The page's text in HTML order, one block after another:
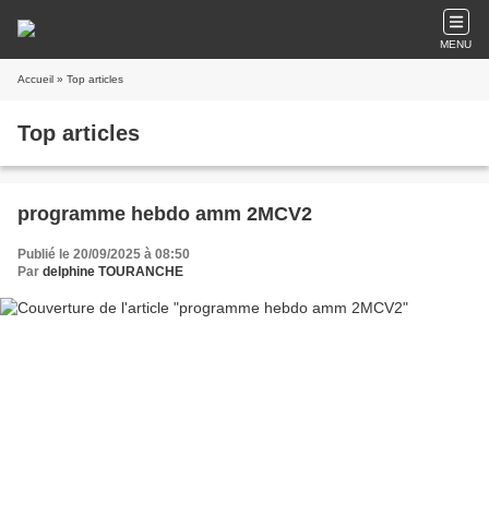
MENU
Accueil » Top articles
Top articles
programme hebdo amm 2MCV2
Publié le 20/09/2025 à 08:50
Par delphine TOURANCHE